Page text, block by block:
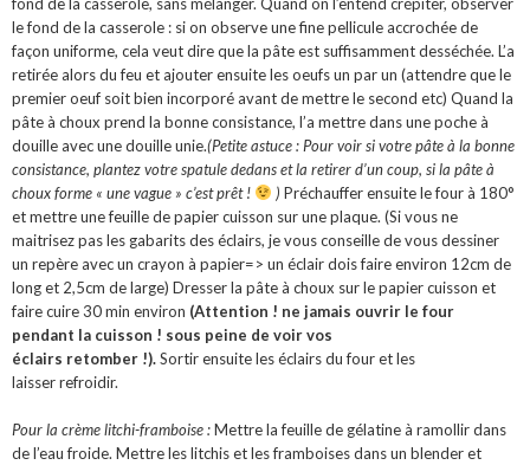
le fond de la casserole : si on observe une fine pellicule accrochée de
façon uniforme, cela veut dire que la pâte est suffisamment desséchée. L’a
retirée alors du feu et ajouter ensuite les oeufs un par un (attendre que le
premier oeuf soit bien incorporé avant de mettre le second etc) Quand la
pâte à choux prend la bonne consistance, l’a mettre dans une poche à
douille avec une douille unie.(Petite astuce : Pour voir si votre pâte à la bonne
consistance, plantez votre spatule dedans et la retirer d’un coup, si la pâte à
choux forme « une vague » c’est prêt !
) Préchauffer ensuite le four à 180°
et mettre une feuille de papier cuisson sur une plaque. (Si vous ne
maitrisez pas les gabarits des éclairs, je vous conseille de vous dessiner
un repère avec un crayon à papier=> un éclair dois faire environ 12cm de
long et 2,5cm de large) Dresser la pâte à choux sur le papier cuisson et
faire cuire 30 min environ (Attention ! ne jamais ouvrir le four
pendant la cuisson ! sous peine de voir vos
éclairs retomber !).Sortir ensuite les éclairs du four et les
laisser refroidir.
Pour la crème litchi-framboise :Mettre la feuille de gélatine à ramollir dans
de l’eau froide. Mettre les litchis et les framboises dans un blender et